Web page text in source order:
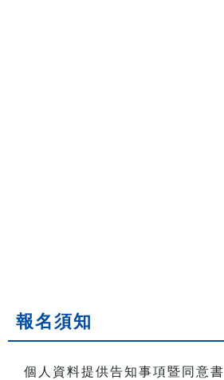
報名須知
個人資料提供告知事項暨同意書